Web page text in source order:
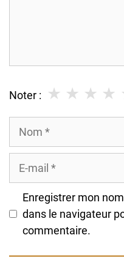
Noter : ★
★
★
★
Nom
Enregistrer mon
dans le navigateur
commentaire.